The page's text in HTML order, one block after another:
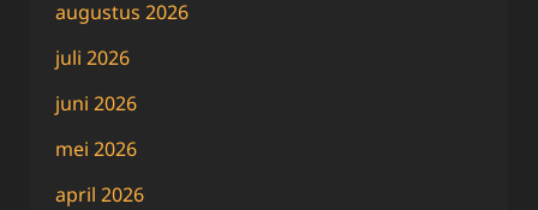
augustus 2026
juli 2026
juni 2026
mei 2026
april 2026